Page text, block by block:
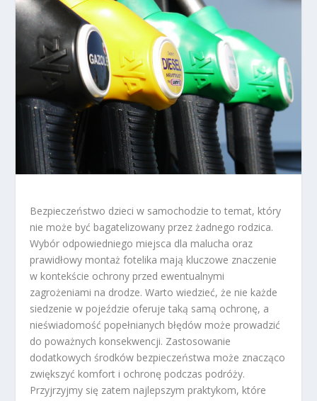
Bezpieczeństwo dzieci w samochodzie to temat, który
nie może być bagatelizowany przez żadnego rodzica.
Wybór odpowiedniego miejsca dla malucha oraz
prawidłowy montaż fotelika mają kluczowe znaczenie
w kontekście ochrony przed ewentualnymi
zagrożeniami na drodze. Warto wiedzieć, że nie każde
siedzenie w pojeździe oferuje taką samą ochronę, a
nieświadomość popełnianych błędów może prowadzić
do poważnych konsekwencji. Zastosowanie
dodatkowych środków bezpieczeństwa może znacząco
zwiększyć komfort i ochronę podczas podróży.
Przyjrzyjmy się zatem najlepszym praktykom, które